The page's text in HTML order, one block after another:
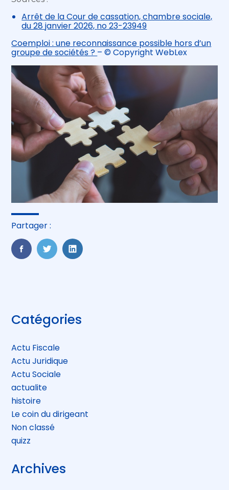
Arrêt de la Cour de cassation, chambre sociale,
du 28 janvier 2026, no 23-23949
Coemploi : une reconnaissance possible hors d’un
groupe de sociétés ? – © Copyright WebLex
Partager :
FaceBook
TwitterLinkedIn
Blog
sidebar
Catégories
Actu Fiscale
Actu Juridique
Actu Sociale
actualite
histoire
Le coin du dirigeant
Non classé
quizz
Archives